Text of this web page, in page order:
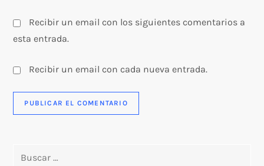
s
Recibir un email con los siguientes comentarios a
esta entrada.
Recibir un email con cada nueva entrada.